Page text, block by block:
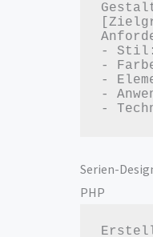
- Stil:
-
-
-
Serien-
PHP